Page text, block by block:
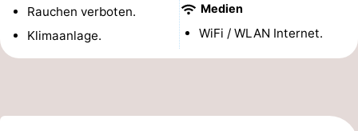
Coffeeshops
Homohauptstadt
Geschichte
Rauchen verboten.
Klimaanlage.
Medien
WiFi / WLAN Internet.